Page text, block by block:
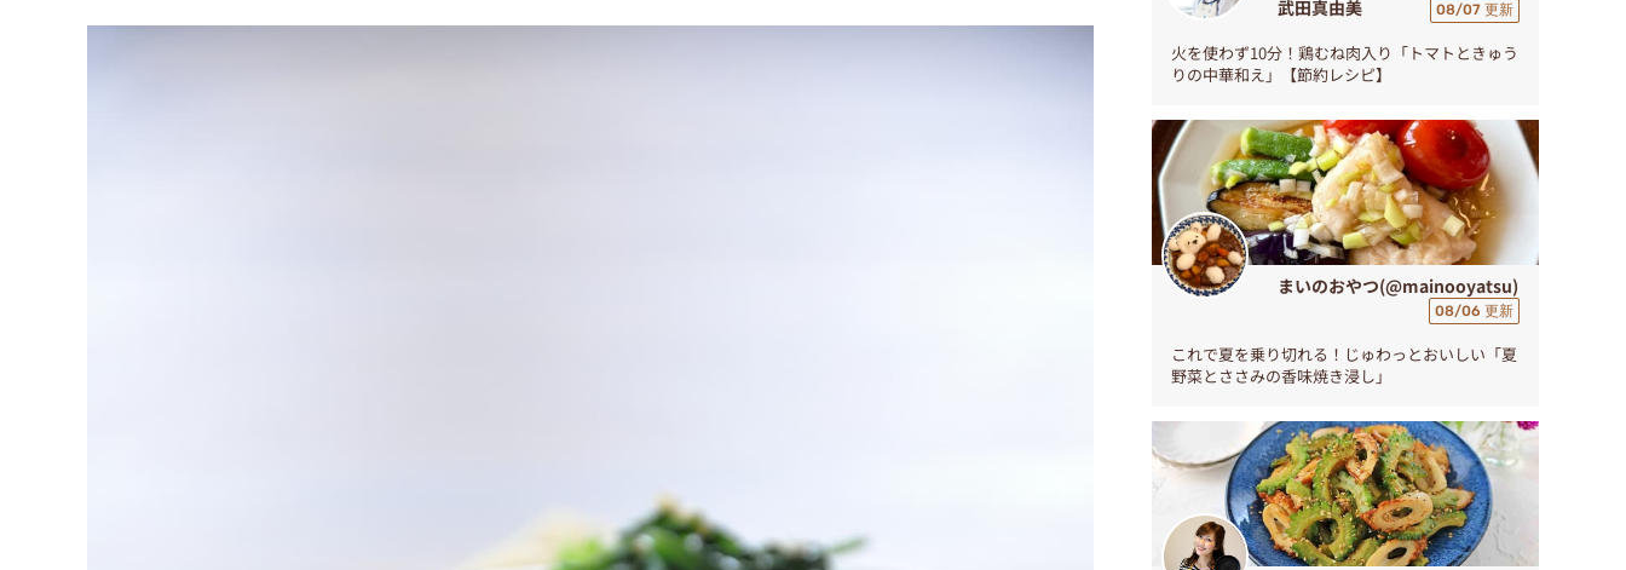
武田真由美 08/07 更新
火を使わず10分！鶏むね肉入り「トマトときゅう
りの中華和え」【節約レシピ】
まいのおやつ(@mainooyatsu)
08/06 更新
これで夏を乗り切れる！じゅわっとおいしい「夏
野菜とささみの香味焼き浸し」